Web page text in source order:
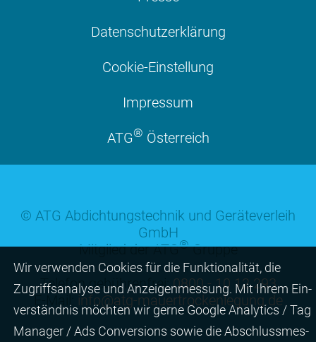
Datenschutzerklärung
Cookie-Einstellung
Impressum
ATG® Österreich
© ATG Abdichtungstechnik und Geräteverleih
GmbH
Mitglied der ATG®Gruppe
Telefon gebührenfrei:0800 - 10 12 293
E-Mail: info@atg-mauertrockenlegung.de
Wir ver­wen­den Cookies für die Funktio­na­lität, die
Zugriffs­ana­lyse und Anzei­gen­mes­sung. Mit Ihrem Ein­
ver­ständ­nis möchten wir gerne Google Analytics / Tag
Manager / Ads Con­ver­sions sowie die Abschluss­mes­